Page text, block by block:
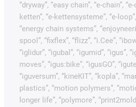
“dryway”, “easy chain”, “e-chain”,
ketten”, “e-kettensysteme”, “e-
“energy chain systems”,
spool”, “fixflex”, “flizz”, “i.Cee”,
“iglidur”, “igubal”, “igumid”, “igus”,
moves”, “igus:bike”, “igusGO”,
“iguversum”, “kineKIT”, “kopla”,
plastics”, “motion polymers”,
longer life”, “polymore”,